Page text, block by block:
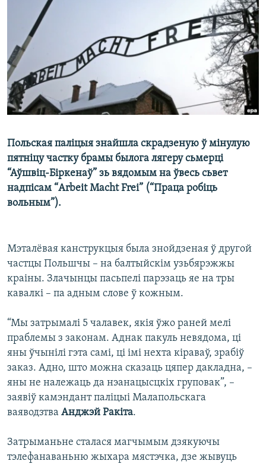
КУЛЬТУРА
КАЛЯНДАР
НА ХВАЛЯХ СВАБОДЫ
Польская паліцыя знайшла скрадзеную ў мінулую
пятніцу частку брамы былога лягеру сьмерці
“Аўшвіц-Біркенаў” зь вядомым на ўвесь сьвет
надпісам “Arbeit Macht Frei” (“Праца робіць
вольным”).
Мэталёвая канструкцыя была знойдзеная ў другой
частцы Польшчы – на балтыйскім узьбярэжжы
краіны. Злачынцы пасьпелі парэзаць яе на тры
кавалкі – па адным слове ў кожным.
“Мы затрымалі 5 чалавек, якія ўжо раней мелі
праблемы з законам. Аднак пакуль невядома, ці
яны ўчынілі гэта самі, ці імі нехта кіраваў, зрабіў
заказ. Адно, што можна сказаць цяпер дакладна, –
яны не належаць да нэанацысцкіх груповак”, –
заявіў камэндант паліцыі Малапольскага
ваяводзтва Анджэй Ракіта.
Затрыманьне сталася магчымым дзякуючы
тэлефанаваньню жыхара мястэчка, дзе жывуць